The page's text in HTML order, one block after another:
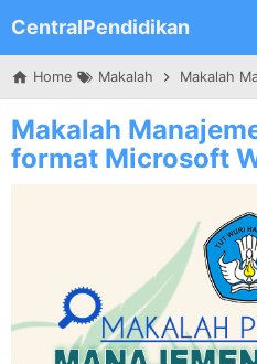
Skip to
CentralPendidikan
Home Makalah Makalah
Makalah
format Microsoft